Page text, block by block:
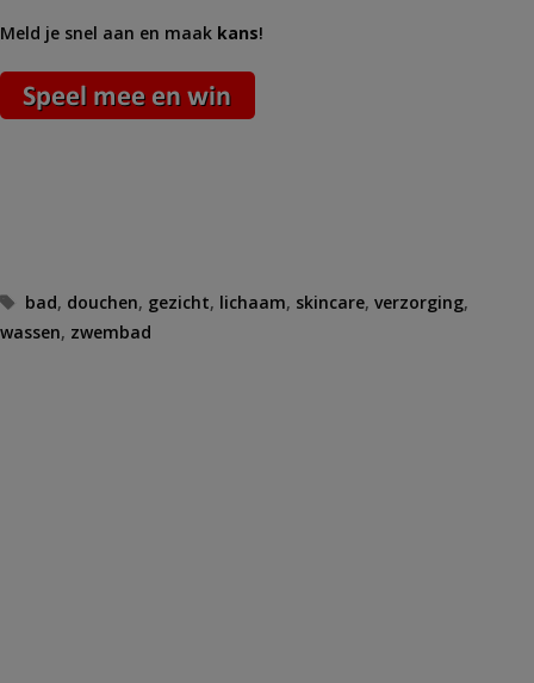
Meld je snel aan en maak kans!
Tags
bad, douchen, gezicht, lichaam, skincare,verzorging,
wassen, zwembad